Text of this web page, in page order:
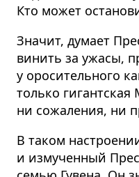
Кто может
Значит, думает
винить за ужасы,
у оросительного
только
ни сожаления, ни
В таком
и измученный